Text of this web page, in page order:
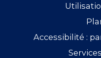
Accessibilité :